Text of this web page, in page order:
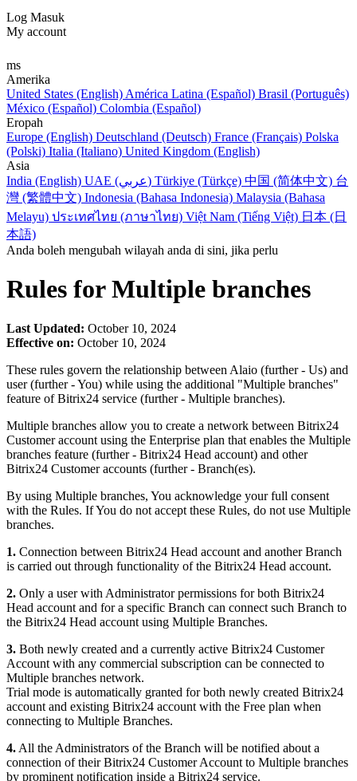
Log Masuk
My account
ms
Amerika
United States (English) América Latina (Español) Brasil (Português)
México (Español) Colombia (Español)
Eropah
Europe (English) Deutschland (Deutsch) France (Français) Polska
(Polski) Italia (Italiano) United Kingdom (English)
Asia
India (English)
UAE (عربي) Türkiye (Türkçe) 中国 (简体中文) 台
灣 (繁體中文) Indonesia (Bahasa Indonesia) Malaysia (Bahasa
Melayu) ประเทศไทย (ภาษาไทย) Việt Nam (Tiếng Việt) 日本 (日
本語)
Anda boleh mengubah wilayah anda di sini, jika perlu
Rules for Multiple branches
Last Updated: October 10, 2024
Effective on: October 10, 2024
These rules govern the relationship between Alaio (further - Us) and
user (further - You) while using the additional "Multiple branches"
feature of Bitrix24 service (further - Multiple branches).
Multiple branches allow you to create a network between Bitrix24
Customer account using the Enterprise plan that enables the Multiple
branches feature (further - Bitrix24 Head account) and other
Bitrix24 Customer accounts (further - Branch(es).
By using Multiple branches, You acknowledge your full consent
with the Rules. If You do not accept these Rules, do not use Multiple
branches.
1. Connection between Bitrix24 Head account and another Branch
is carried out through functionality of the Bitrix24 Head account.
2. Only a user with Administrator permissions for both Bitrix24
Head account and for a specific Branch can connect such Branch to
the Bitrix24 Head account using Multiple Branches.
3. Both newly created and a currently active Bitrix24 Customer
Account with any commercial subscription can be connected to
Multiple branches network.
Trial mode is automatically granted for both newly created Bitrix24
account and existing Bitrix24 account with the Free plan when
connecting to Multiple Branches.
4. All the Administrators of the Branch will be notified about a
connection of their Bitrix24 Customer Account to Multiple branches
by prominent notification inside a Bitrix24 service.